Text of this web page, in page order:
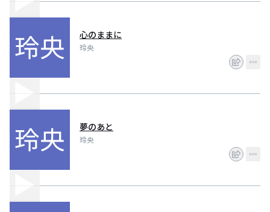
心のままに
玲央
夢のあと
玲央